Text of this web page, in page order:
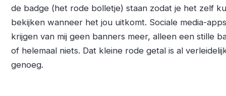
de badge (het rode bolletje) staan zodat je het zelf
bekijken wanneer het jou uitkomt. Sociale media-apps
krijgen van mij geen banners meer, alleen een stille
of helemaal niets. Dat kleine rode getal is al
genoeg.